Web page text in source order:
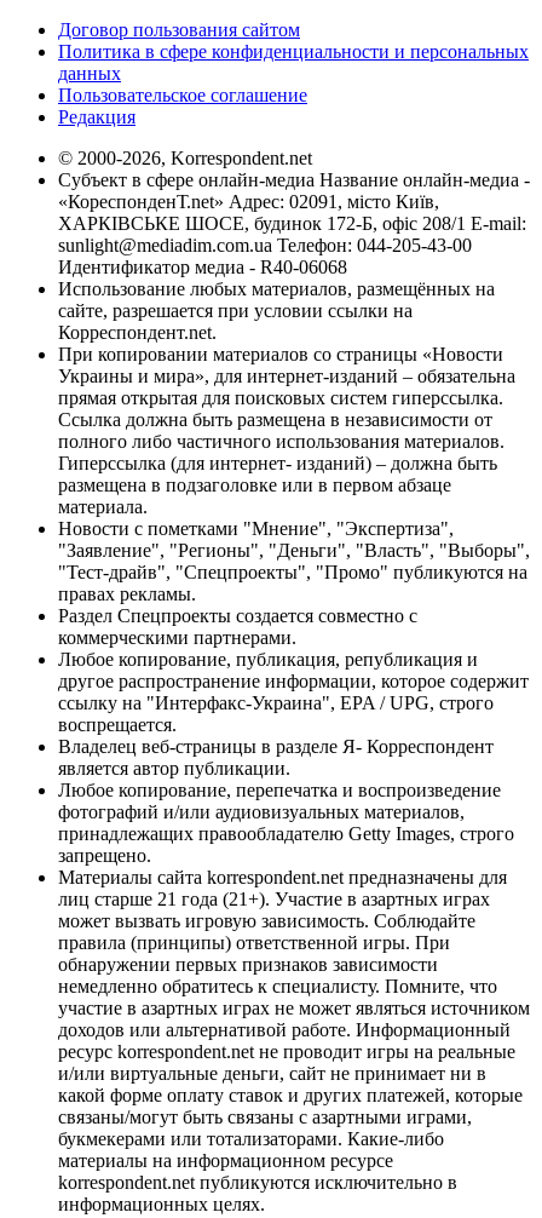
Договор пользования сайтом
Политика в сфере конфиденциальности и персональных
данных
Пользовательское соглашение
Редакция
© 2000-2026, Korrespondent.net
Субъект в сфере онлайн-медиа Название онлайн-медиа -
«КореспонденТ.net» Адрес: 02091, місто Київ,
ХАРКІВСЬКЕ ШОСЕ, будинок 172-Б, офіс 208/1 E-mail:
sunlight@mediadim.com.ua Телефон: 044-205-43-00
Идентификатор медиа - R40-06068
Использование любых материалов, размещённых на
сайте, разрешается при условии ссылки на
Корреспондент.net.
При копировании материалов со страницы «Новости
Украины и мира», для интернет-изданий – обязательна
прямая открытая для поисковых систем гиперссылка.
Ссылка должна быть размещена в независимости от
полного либо частичного использования материалов.
Гиперссылка (для интернет- изданий) – должна быть
размещена в подзаголовке или в первом абзаце
материала.
Новости с пометками "Мнение", "Экспертиза",
"Заявление", "Регионы", "Деньги", "Власть", "Выборы",
"Тест-драйв", "Спецпроекты", "Промо" публикуются на
правах рекламы.
Раздел Спецпроекты создается совместно с
коммерческими партнерами.
Любое копирование, публикация, републикация и
другое распространение информации, которое содержит
ссылку на "Интерфакс-Украина", EPA / UPG, строго
воспрещается.
Владелец веб-страницы в разделе Я- Корреспондент
является автор публикации.
Любое копирование, перепечатка и воспроизведение
фотографий и/или аудиовизуальных материалов,
принадлежащих правообладателю Getty Images, строго
запрещено.
Материалы сайта korrespondent.net предназначены для
лиц старше 21 года (21+). Участие в азартных играх
может вызвать игровую зависимость. Соблюдайте
правила (принципы) ответственной игры. При
обнаружении первых признаков зависимости
немедленно обратитесь к специалисту. Помните, что
участие в азартных играх не может являться источником
доходов или альтернативой работе. Информационный
ресурс korrespondent.net не проводит игры на реальные
и/или виртуальные деньги, сайт не принимает ни в
какой форме оплату ставок и других платежей, которые
связаны/могут быть связаны с азартными играми,
букмекерами или тотализаторами. Какие-либо
материалы на информационном ресурсе
korrespondent.net публикуются исключительно в
информационных целях.